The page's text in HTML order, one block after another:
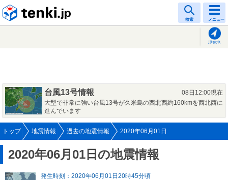
検索 メニュー
現在地
台風13号情報
08日12:00現在
大型で非常に強い台風13号が久米島の西北西約160kmを西北西に
進んでいます
トップ 地震情報 過去の地震情報 2020年06月01日
2020年06月01日の地震情報
発生時刻：2020年06月01日20時45分頃